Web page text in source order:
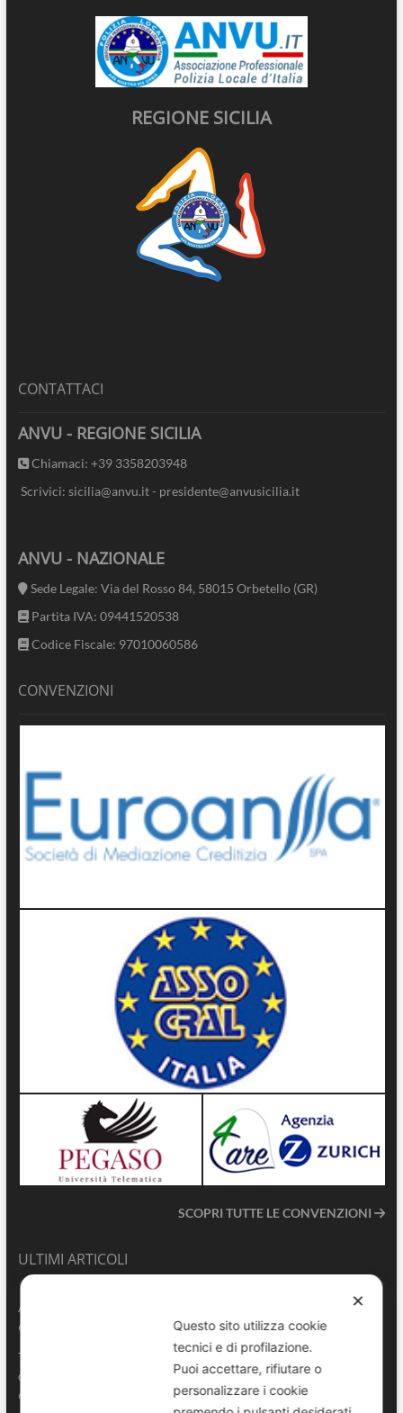
REGIONE SICILIA
CONTATTACI
ANVU - REGIONE SICILIA
Chiamaci: +39 3358203948
Scrivici: sicilia@anvu.it - presidente@anvusicilia.it
ANVU - NAZIONALE
Sede Legale: Via del Rosso 84, 58015 Orbetello (GR)
Partita IVA: 09441520538
Codice Fiscale: 97010060586
CONVENZIONI
SCOPRI TUTTE LE CONVENZIONI
ULTIMI ARTICOLI
ANVU TG | Edizione del 06.08.2026
6 Agosto 2026
Terrasini 2026: aperte le pre-iscrizioni al 6° Convegno Regionale
delle Polizie Locali Siciliane
6 Agosto 2026
✕
Questo sito utilizza cookie
tecnici e di profilazione.
Puoi accettare, rifiutare o
personalizzare i cookie